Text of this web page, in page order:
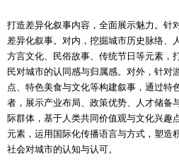
打造差异化叙事内容，全面展示魅力。针
差异化叙事。对内，挖掘城市历史脉络、
方言文化、民俗故事、传统节日等元素，
民对城市的认同感与归属感。对外，针对
点、特色美食与文化等构建叙事，通过特
者，展示产业布局、政策优势、人才储备
际群体，基于人类共同价值观与文化兴趣
元素，运用国际化传播语言与方式，塑造
社会对城市的认知与认可。